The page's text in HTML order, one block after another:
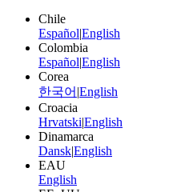
Chile
EspañolEnglish
Colombia
EspañolEnglish
Corea
한국어 English
Croacia
HrvatskiEnglish
Dinamarca
DanskEnglish
EAU
English